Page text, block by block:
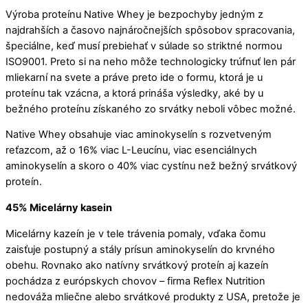
Výroba proteínu Native Whey je bezpochyby jedným z
najdrahších a časovo najnáročnejších spôsobov spracovania,
špeciálne, keď musí prebiehať v súlade so striktné normou
ISO9001. Preto si na neho môže technologicky trúfnuť len pár
mliekarní na svete a práve preto ide o formu, ktorá je u
proteínu tak vzácna, a ktorá prináša výsledky, aké by u
bežného proteínu získaného zo srvátky neboli vôbec možné.
Native Whey obsahuje viac aminokyselín s rozvetveným
reťazcom, až o 16% viac L-Leucínu, viac esenciálnych
aminokyselín a skoro o 40% viac cystínu než bežný srvátkový
proteín.
45% Micelárny kasein
Micelárny kazeín je v tele trávenia pomaly, vďaka čomu
zaisťuje postupný a stály prísun aminokyselín do krvného
obehu. Rovnako ako natívny srvátkový proteín aj kazeín
pochádza z európskych chovov – firma Reflex Nutrition
nedováža mliečne alebo srvátkové produkty z USA, pretože je